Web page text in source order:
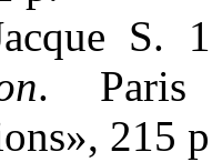
S.
. Paris
215